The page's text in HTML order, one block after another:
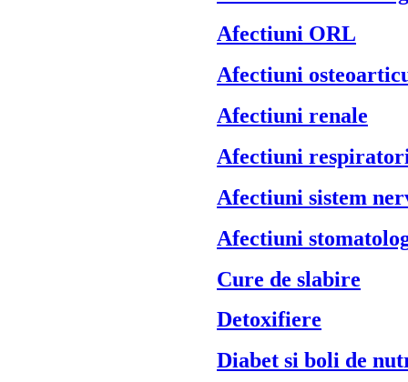
Afectiuni ORL
Afectiuni
Afectiuni renale
Afectiuni
Afectiuni sistem
Afectiuni
Cure de slabire
Detoxifiere
Diabet si boli de